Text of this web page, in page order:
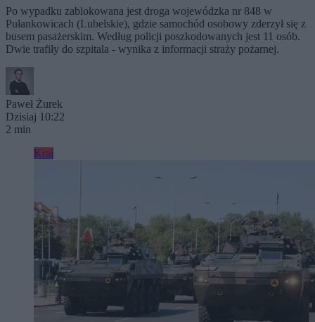
Po wypadku zablokowana jest droga wojewódzka nr 848 w
Pułankowicach (Lubelskie), gdzie samochód osobowy zderzył się z
busem pasażerskim. Według policji poszkodowanych jest 11 osób.
Dwie trafiły do szpitala - wynika z informacji straży pożarnej.
Paweł Żurek
Dzisiaj 10:22
2 min
Kraj